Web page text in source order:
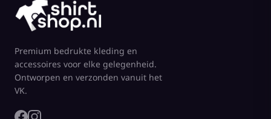
Premium bedrukte kleding en
accessoires voor elke gelegenheid.
Ontworpen en verzonden vanuit het
VK.